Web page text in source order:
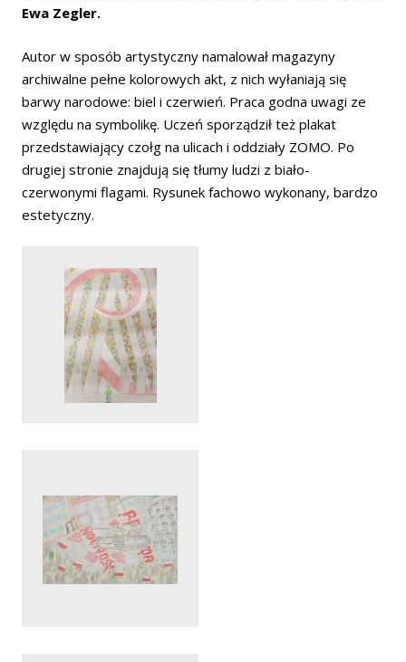
Ewa Zegler.
Autor w sposób artystyczny namalował magazyny
archiwalne pełne kolorowych akt, z nich wyłaniają się
barwy narodowe: biel i czerwień. Praca godna uwagi ze
względu na symbolikę. Uczeń sporządził też plakat
przedstawiający czołg na ulicach i oddziały ZOMO. Po
drugiej stronie znajdują się tłumy ludzi z biało-
czerwonymi flagami. Rysunek fachowo wykonany, bardzo
estetyczny.